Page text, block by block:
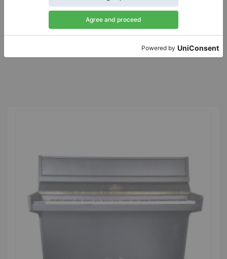
$2,826.18
Klavierhändler/Klavierstimmer
Verifizierter Verkäufer